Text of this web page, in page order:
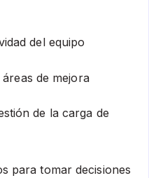
del equipo
de mejora
de la carga de
para tomar decisiones